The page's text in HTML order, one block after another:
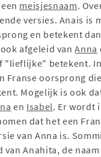
meisjesnaam.
versies. Anais is
en betekent
afgeleid vanAnna
"lieflijke" betekent.
Franse oorsprong
Mogelijk is ook
en Isabel. Er wordt
dat het een
van Anna is.
Anahita, de